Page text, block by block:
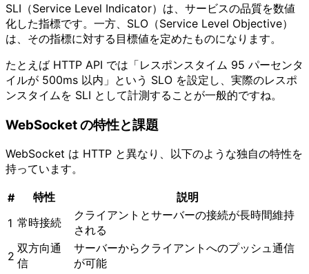
SLI（Service Level Indicator）は、サービスの品質を数値
化した指標です。一方、SLO（Service Level Objective）
は、その指標に対する目標値を定めたものになります。
たとえば HTTP API では「レスポンスタイム 95 パーセンタ
イルが 500ms 以内」という SLO を設定し、実際のレスポ
ンスタイムを SLI として計測することが一般的ですね。
WebSocket の特性と課題
WebSocket は HTTP と異なり、以下のような独自の特性を
持っています。
# 特性
説明
1 常時接続
クライアントとサーバーの接続が長時間維持
される
2
双方向通
信
サーバーからクライアントへのプッシュ通信
が可能